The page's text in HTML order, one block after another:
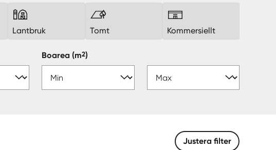
Lantbruk Tomt Kommersiellt
Boarea(m2)
Justera filter